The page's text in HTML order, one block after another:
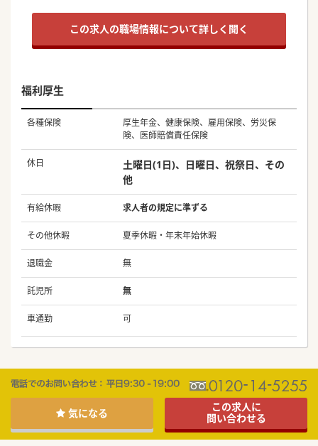
この求人の職場情報について詳しく聞く
福利厚生
各種保険
厚生年金、健康保険、雇用保険、労災保
険、医師賠償責任保険
休日
土曜日(1日)、日曜日、祝祭日、その
他
有給休暇 求人者の規定に準ずる
その他休暇 夏季休暇・年末年始休暇
退職金 無
託児所 無
車通勤 可
気になる
この求人に
問い合わせる